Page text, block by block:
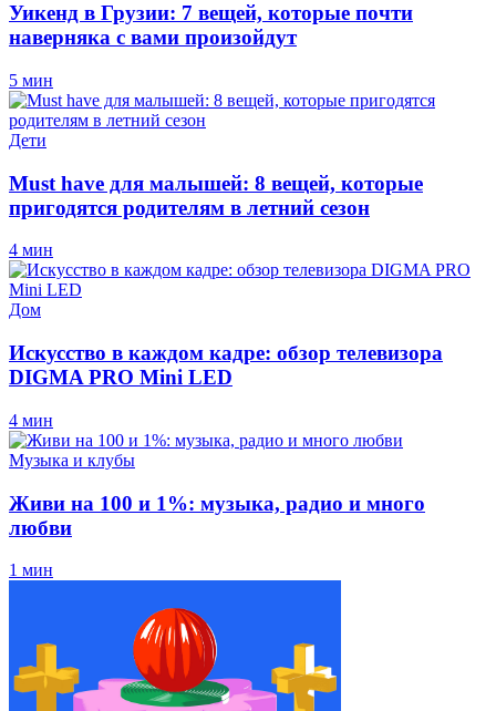
Уикенд в Грузии: 7 вещей, которые почти
наверняка с вами произойдут
5 мин
Дети
Must have для малышей: 8 вещей, которые
пригодятся родителям в летний сезон
4 мин
Дом
Искусство в каждом кадре: обзор телевизора
DIGMA PRO Mini LED
4 мин
Музыка и клубы
Живи на 100 и 1%: музыка, радио и много
любви
1 мин